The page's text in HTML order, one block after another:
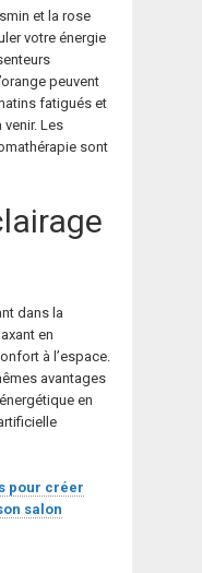
et la rose
votre énergie
peuvent
fatigués et
Les
sont
dans la
en
à l’espace.
avantages
en
pour créer
salon